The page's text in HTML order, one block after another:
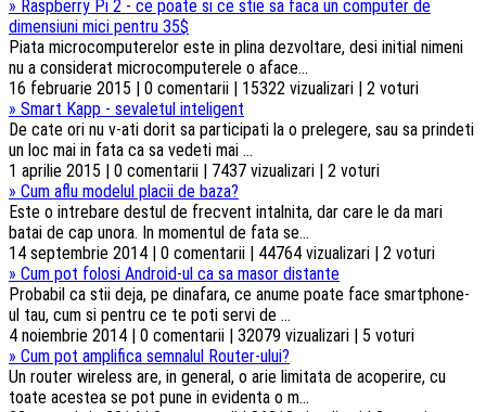
» Raspberry Pi 2 - ce poate si ce stie sa faca un computer de
dimensiuni mici pentru 35$
Piata microcomputerelor este in plina dezvoltare, desi initial nimeni
nu a considerat microcomputerele o aface...
16 februarie 2015 | 0 comentarii | 15322 vizualizari | 2 voturi
» Smart Kapp - sevaletul inteligent
De cate ori nu v-ati dorit sa participati la o prelegere, sau sa prindeti
un loc mai in fata ca sa vedeti mai ...
1 aprilie 2015 | 0 comentarii | 7437 vizualizari | 2 voturi
» Cum aflu modelul placii de baza?
Este o intrebare destul de frecvent intalnita, dar care le da mari
batai de cap unora. In momentul de fata se...
14 septembrie 2014 | 0 comentarii | 44764 vizualizari | 2 voturi
» Cum pot folosi Android-ul ca sa masor distante
Probabil ca stii deja, pe dinafara, ce anume poate face smartphone-
ul tau, cum si pentru ce te poti servi de ...
4 noiembrie 2014 | 0 comentarii | 32079 vizualizari | 5 voturi
» Cum pot amplifica semnalul Router-ului?
Un router wireless are, in general, o arie limitata de acoperire, cu
toate acestea se pot pune in evidenta o m...